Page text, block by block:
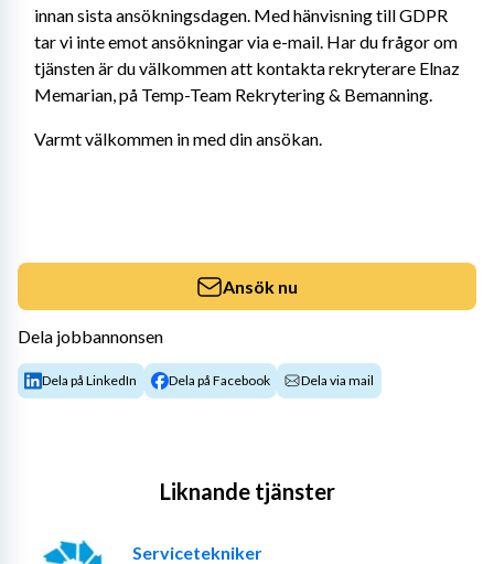
innan sista ansökningsdagen. Med hänvisning till GDPR
tar vi inte emot ansökningar via e-mail. Har du frågor om
tjänsten är du välkommen att kontakta rekryterare Elnaz
Memarian, på Temp-Team Rekrytering & Bemanning.
Varmt välkommen in med din ansökan.
Ansök nu
Dela jobbannonsen
Dela på LinkedIn Dela på Facebook Dela via mail
Liknande tjänster
Servicetekniker